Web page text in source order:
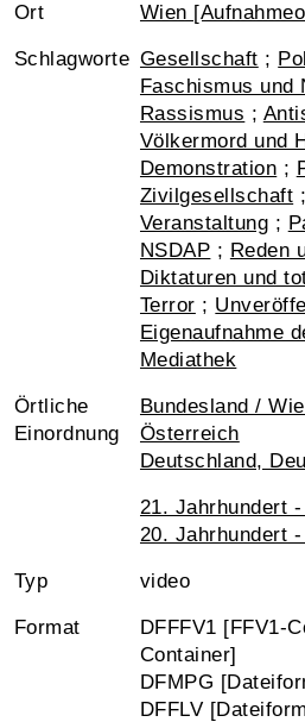
Ort Wien
Schlagworte Gesellschaft ;
Faschismus und
Rassismus ;
Völkermord und
Demonstration ;
Zivilgesellschaft ;
Veranstaltung ;
NSDAP ; Reden
Diktaturen und
Terror ;
Eigenaufnahme
Mediathek
Örtliche
Einordnung
Bundesland /
Österreich
Deutschland,
21. Jahrhundert
20. Jahrhundert
Typ video
Format
DFFFV1 [FFV1-
Container]
DFMPG
DFFLV